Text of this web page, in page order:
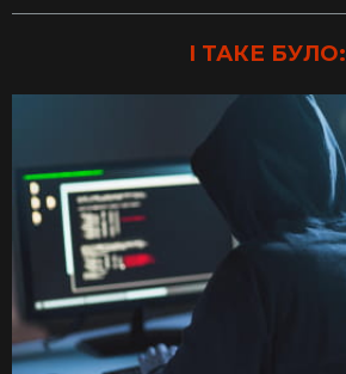
І ТАКЕ БУЛО: